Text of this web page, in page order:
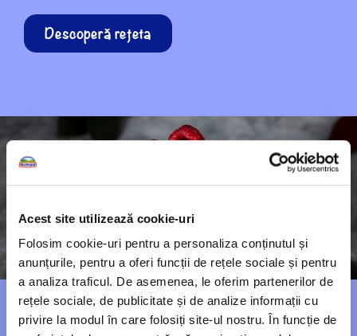
Acest site utilizează cookie-uri
Folosim cookie-uri pentru a personaliza conținutul și
anunțurile, pentru a oferi funcții de rețele sociale și pentru
a analiza traficul. De asemenea, le oferim partenerilor de
rețele sociale, de publicitate și de analize informații cu
privire la modul în care folosiți site-ul nostru. În funcție de
Descoperă rețeta